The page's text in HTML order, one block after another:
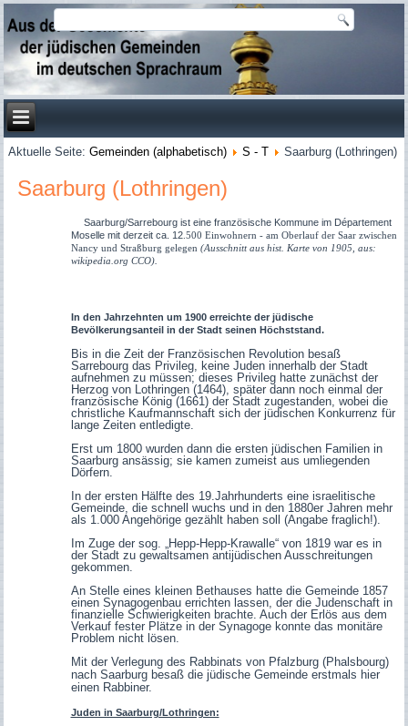
Aktuelle Seite:Gemeinden (alphabetisch) S - T Saarburg (Lothringen)
Saarburg (Lothringen)
Saarburg/Sarrebourgist eine französische Kommune im Département
Mosellemit derzeit ca. 12.500 Einwohnern - am Oberlauf der Saar zwischen
Nancy und Straßburg gelegen (Ausschnitt aus hist. Karte von 1905, aus:
wikipedia.org CCO).
In den Jahrzehnten um 1900 erreichte der jüdische
Bevölkerungsanteil in der Stadt seinen Höchststand.
Bis in die Zeit der Französischen Revolution besaß
Sarrebourg das Privileg, keine Juden innerhalb der Stadt
aufnehmen zu müssen; dieses Privileg hatte zunächst der
Herzog von Lothringen (1464), später dann noch einmal der
französische König (1661) der Stadt zugestanden, wobei die
christliche Kaufmannschaft sich der jüdischen Konkurrenz für
lange Zeiten entledigte.
Erst um 1800 wurden dann die ersten jüdischen Familien in
Saarburg ansässig; sie kamen zumeist aus umliegenden
Dörfern.
In der ersten Hälfte des 19.Jahrhunderts eine israelitische
Gemeinde, die schnell wuchs und in den 1880er Jahren mehr
als 1.000 Angehörige gezählt haben soll (Angabe fraglich!).
Im Zuge der sog. „Hepp-Hepp-Krawalle“ von 1819 war es in
der Stadt zu gewaltsamen antijüdischen Ausschreitungen
gekommen.
An Stelle eines kleinen Bethauses hatte die Gemeinde 1857
einen Synagogenbau errichten lassen, der die Judenschaft in
finanzielle Schwierigkeiten brachte. Auch der Erlös aus dem
Verkauf fester Plätze in der Synagoge konnte das monitäre
Problem nicht lösen.
Mit der Verlegung des Rabbinats von Pfalzburg (Phalsbourg)
nach Saarburg besaß die jüdische Gemeinde erstmals hier
einen Rabbiner.
Juden in Saarburg/Lothringen: